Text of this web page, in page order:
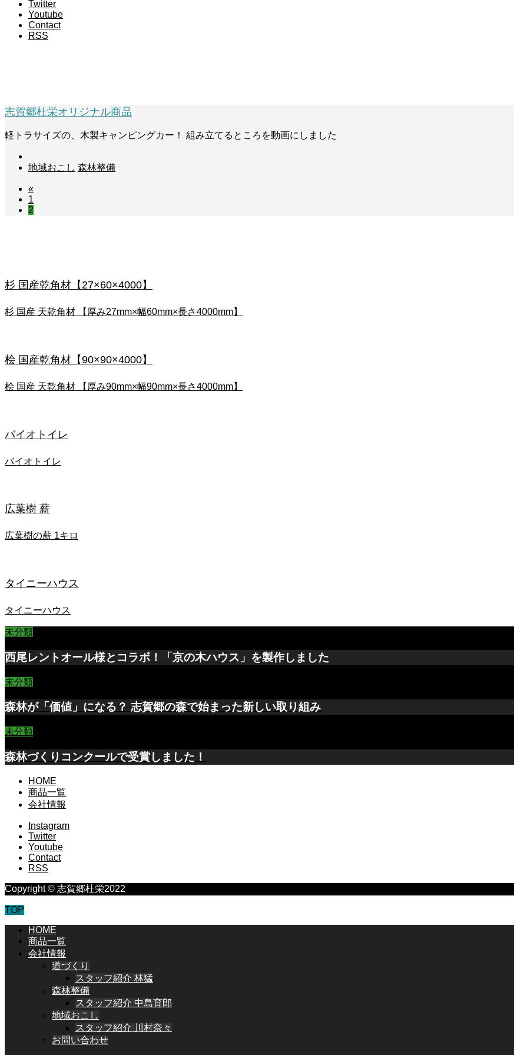
Twitter
Youtube
Contact
RSS
志賀郷杜栄オリジナル商品
軽トラサイズの、木製キャンピングカー！ 組み立てるところを動画にしました
地域おこし 森林整備
«
1
2
杉 国産乾角材【27×60×4000】
杉 国産 天乾角材 【厚み27mm×幅60mm×長さ4000mm】
桧 国産乾角材【90×90×4000】
桧 国産 天乾角材 【厚み90mm×幅90mm×長さ4000mm】
バイオトイレ
バイオトイレ
広葉樹 薪
広葉樹の薪 1キロ
タイニーハウス
タイニーハウス
未分類
西尾レントオール様とコラボ！「京の木ハウス」を製作しました
未分類
森林が「価値」になる？ 志賀郷の森で始まった新しい取り組み
未分類
森林づくりコンクールで受賞しました！
HOME
商品一覧
会社情報
Instagram
Twitter
Youtube
Contact
RSS
Copyright © 志賀郷杜栄2022
TOP
HOME
商品一覧
会社情報
道づくり
スタッフ紹介 林猛
森林整備
スタッフ紹介 中島育郎
地域おこし
スタッフ紹介 川村奈々
お問い合わせ